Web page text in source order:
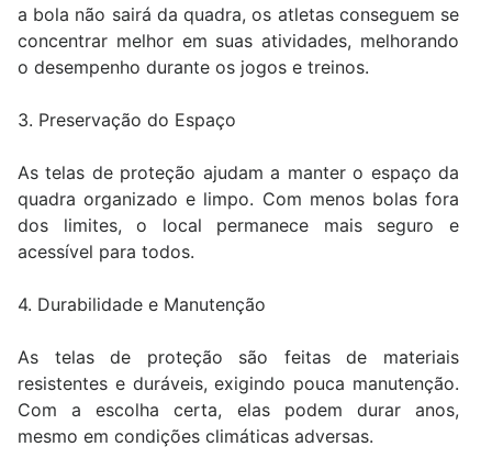
a bola não sairá da quadra, os atletas conseguem se
concentrar melhor em suas atividades, melhorando
o desempenho durante os jogos e treinos.
3. Preservação do Espaço
As telas de proteção ajudam a manter o espaço da
quadra organizado e limpo. Com menos bolas fora
dos limites, o local permanece mais seguro e
acessível para todos.
4. Durabilidade e Manutenção
As telas de proteção são feitas de materiais
resistentes e duráveis, exigindo pouca manutenção.
Com a escolha certa, elas podem durar anos,
mesmo em condições climáticas adversas.